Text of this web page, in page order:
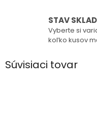
STAV
Vyberte si
koľko kusov
Súvisiaci tovar